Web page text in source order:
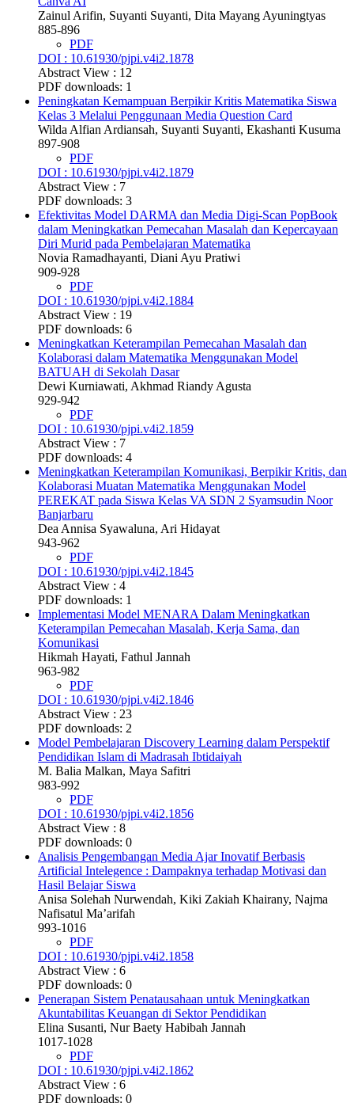
Zainul Arifin, Suyanti Suyanti, Dita Mayang Ayuningtyas
885-896
PDF
DOI : 10.61930/pjpi.v4i2.1878
Abstract View : 12
PDF downloads: 1
Peningkatan Kemampuan Berpikir Kritis Matematika Siswa
Kelas 3 Melalui Penggunaan Media Question Card
Wilda Alfian Ardiansah, Suyanti Suyanti, Ekashanti Kusuma
897-908
PDF
DOI : 10.61930/pjpi.v4i2.1879
Abstract View : 7
PDF downloads: 3
Efektivitas Model DARMA dan Media Digi-Scan PopBook
dalam Meningkatkan Pemecahan Masalah dan Kepercayaan
Diri Murid pada Pembelajaran Matematika
Novia Ramadhayanti, Diani Ayu Pratiwi
909-928
PDF
DOI : 10.61930/pjpi.v4i2.1884
Abstract View : 19
PDF downloads: 6
Meningkatkan Keterampilan Pemecahan Masalah dan
Kolaborasi dalam Matematika Menggunakan Model
BATUAH di Sekolah Dasar
Dewi Kurniawati, Akhmad Riandy Agusta
929-942
PDF
DOI : 10.61930/pjpi.v4i2.1859
Abstract View : 7
PDF downloads: 4
Meningkatkan Keterampilan Komunikasi, Berpikir Kritis, dan
Kolaborasi Muatan Matematika Menggunakan Model
PEREKAT pada Siswa Kelas VA SDN 2 Syamsudin Noor
Banjarbaru
Dea Annisa Syawaluna, Ari Hidayat
943-962
PDF
DOI : 10.61930/pjpi.v4i2.1845
Abstract View : 4
PDF downloads: 1
Implementasi Model MENARA Dalam Meningkatkan
Keterampilan Pemecahan Masalah, Kerja Sama, dan
Komunikasi
Hikmah Hayati, Fathul Jannah
963-982
PDF
DOI : 10.61930/pjpi.v4i2.1846
Abstract View : 23
PDF downloads: 2
Model Pembelajaran Discovery Learning dalam Perspektif
Pendidikan Islam di Madrasah Ibtidaiyah
M. Balia Malkan, Maya Safitri
983-992
PDF
DOI : 10.61930/pjpi.v4i2.1856
Abstract View : 8
PDF downloads: 0
Analisis Pengembangan Media Ajar Inovatif Berbasis
Artificial Intelegence : Dampaknya terhadap Motivasi dan
Hasil Belajar Siswa
Anisa Solehah Nurwendah, Kiki Zakiah Khairany, Najma
Nafisatul Ma’arifah
993-1016
PDF
DOI : 10.61930/pjpi.v4i2.1858
Abstract View : 6
PDF downloads: 0
Penerapan Sistem Penatausahaan untuk Meningkatkan
Akuntabilitas Keuangan di Sektor Pendidikan
Elina Susanti, Nur Baety Habibah Jannah
1017-1028
PDF
DOI : 10.61930/pjpi.v4i2.1862
Abstract View : 6
PDF downloads: 0